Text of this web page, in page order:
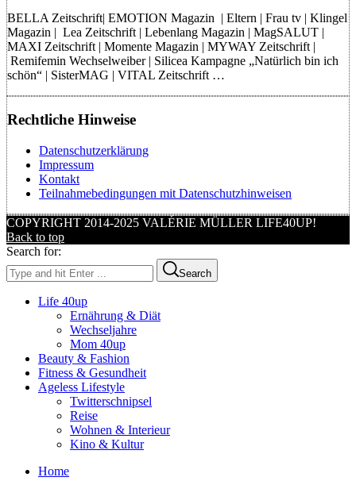
BELLA Zeitschrift| EMOTION Magazin | Eltern | Frau tv | Klingel
Magazin | Lea Zeitschrift | Lebenlang Magazin | MagSALUT |
MAXI Zeitschrift | Momente Magazin | MYWAY Zeitschrift |
Remifemin Wechselweiber | Silicea Kampagne „Natürlich bin ich
schön“ | SisterMAG | VITAL Zeitschrift …
Rechtliche Hinweise
Datenschutzerklärung
Impressum
Kontakt
Teilnahmebedingungen mit Datenschutzhinweisen
COPYRIGHT 2014-2025 VALÉRIE MÜLLER LIFE40UP!
Back to top
Search for:
Search
Life 40up
Ernährung & Diät
Wechseljahre
Mom 40up
Beauty & Fashion
Fitness & Gesundheit
Ageless Lifestyle
Twitterschnipsel
Reise
Wohnen & Interieur
Kino & Kultur
Home